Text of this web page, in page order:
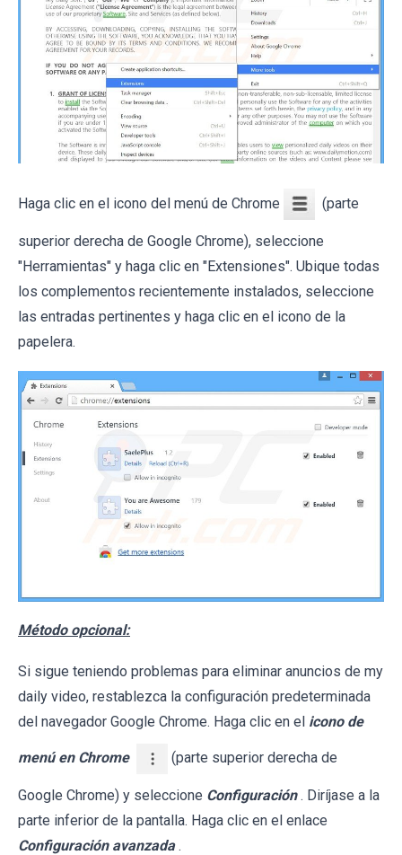
Haga clic en el icono del menú de Chrome (parte
superior derecha de Google Chrome), seleccione
"Herramientas" y haga clic en "Extensiones". Ubique todas
los complementos recientemente instalados, seleccione
las entradas pertinentes y haga clic en el icono de la
papelera.
Método opcional:
Si sigue teniendo problemas para eliminar anuncios de my
daily video, restablezca la configuración predeterminada
del navegador Google Chrome. Haga clic en el icono de
menú en Chrome (parte superior derecha de
Google Chrome) y seleccione Configuración . Diríjase a la
parte inferior de la pantalla. Haga clic en el enlace
Configuración avanzada .